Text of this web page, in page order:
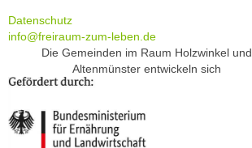
Datenschutz
info@freiraum-zum-leben.de
Die Gemeinden im Raum Holzwinkel und
Altenmünster entwickeln sich